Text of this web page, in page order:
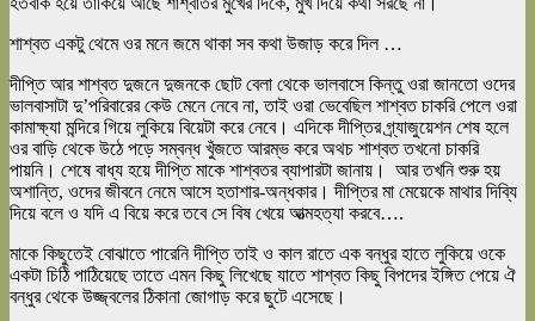
শাশ্বত একটু থেমে ওর মনে জমে থাকা সব কথা উজাড় করে দিল …
দীপ্তি আর শাশ্বত দুজনে দুজনকে ছোট বেলা থেকে ভালবাসে কিন্তু ওরা জানতো ওদের
ভালবাসাটা দু’পরিবারের কেউ মেনে নেবে না, তাই ওরা ভেবেছিল শাশ্বত চাকরি পেলে ওরা
কামাক্ষ্যা মন্দিরে গিয়ে লুকিয়ে বিয়েটা করে নেবে। এদিকে দীপ্তির গ্র্যাজুয়েশন শেষ হলে
ওর বাড়ি থেকে উঠে পড়ে সম্বন্ধ খুঁজতে আরম্ভ করে অথচ শাশ্বত তখনো চাকরি
পায়নি। শেষে বাধ্য হয়ে দীপ্তি মাকে শাশ্বতর ব্যাপারটা জানায়। আর তখনি শুরু হয়
অশান্তি, ওদের জীবনে নেমে আসে হতাশার-অন্ধকার। দীপ্তির মা মেয়েকে মাথার দিব্যি
দিয়ে বলে ও যদি এ বিয়ে করে তবে সে বিষ খেয়ে আত্মহত্যা করবে….
মাকে কিছুতেই বোঝাতে পারেনি দীপ্তি তাই ও কাল রাতে এক বন্ধুর হাতে লুকিয়ে ওকে
একটা চিঠি পাঠিয়েছে তাতে এমন কিছু লিখেছে যাতে শাশ্বত কিছু বিপদের ইঙ্গিত পেয়ে ঐ
বন্ধুর থেকে উজ্জ্বলের ঠিকানা জোগাড় করে ছুটে এসেছে।